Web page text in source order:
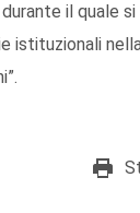
il quale
istituzionali